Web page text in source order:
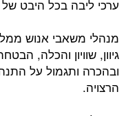
ערכי ליבה בכל היבט של
מנהלי משאבי אנוש
גיוון, שוויון והכלה,
ובהכרה ותגמול על
הרצויה.